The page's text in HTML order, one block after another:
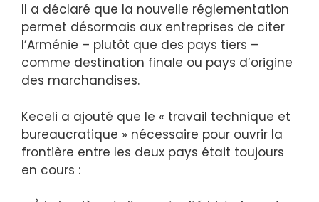
Il a déclaré que la nouvelle réglementation
permet désormais aux entreprises de citer
l’Arménie – plutôt que des pays tiers –
comme destination finale ou pays d’origine
des marchandises.
Keceli a ajouté que le « travail technique et
bureaucratique » nécessaire pour ouvrir la
frontière entre les deux pays était toujours
en cours :